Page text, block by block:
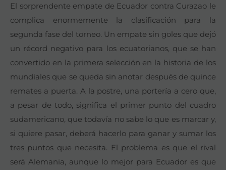
El sorprendente empate de Ecuador contra Curazao le
complica enormemente la clasificación para la
segunda fase del torneo. Un empate sin goles que dejó
un récord negativo para los ecuatorianos, que se han
convertido en la primera selección en la historia de los
mundiales que se queda sin anotar después de quince
remates a puerta. A la postre, una portería a cero que,
a pesar de todo, significa el primer punto del cuadro
sudamericano, que todavía no sabe lo que es marcar y,
si quiere pasar, deberá hacerlo para ganar y sumar los
tres puntos que necesita. El problema es que el rival
será Alemania, aunque lo mejor para Ecuador es que